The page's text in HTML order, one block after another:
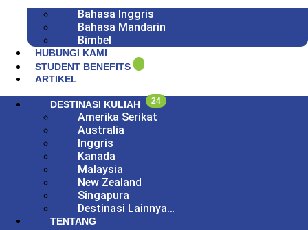
Bahasa Inggris
Bahasa Mandarin
Bimbel
HUBUNGI KAMI
STUDENT BENEFITS
ARTIKEL
DESTINASI KULIAH 24
Amerika Serikat
Australia
Inggris
Kanada
Malaysia
New Zealand
Singapura
Destinasi Lainnya…
TENTANG